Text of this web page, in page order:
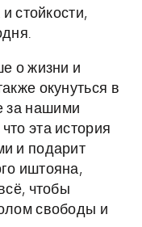
стойкости,
о жизни и
окунуться в
за нашими
эта история
и подарит
иштояна,
чтобы
свободы и